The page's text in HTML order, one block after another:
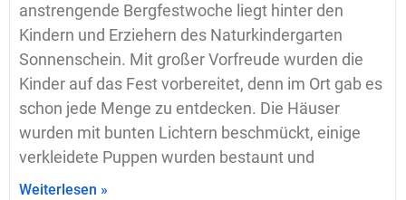
anstrengende Bergfestwoche liegt hinter den
Kindern und Erziehern des Naturkindergarten
Sonnenschein. Mit großer Vorfreude wurden die
Kinder auf das Fest vorbereitet, denn im Ort gab es
schon jede Menge zu entdecken. Die Häuser
wurden mit bunten Lichtern beschmückt, einige
verkleidete Puppen wurden bestaunt und
Weiterlesen »